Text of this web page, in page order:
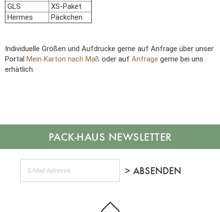
GLS
XS-Paket
Hermes
Päckchen
Individuelle Größen und Aufdrucke gerne auf Anfrage über unser
Portal Mein Karton nach Maß oder auf Anfrage gerne bei uns
erhätlich.
NEWSLETTER